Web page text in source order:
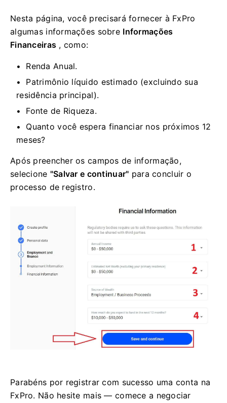
Nesta página, você precisará fornecer à FxPro
algumas informações sobre Informações
Financeiras , como:
Renda Anual.
Patrimônio líquido estimado (excluindo sua
residência principal).
Fonte de Riqueza.
Quanto você espera financiar nos próximos 12
meses?
Após preencher os campos de informação,
selecione "Salvar e continuar" para concluir o
processo de registro.
Parabéns por registrar com sucesso uma conta na
FxPro. Não hesite mais — comece a negociar